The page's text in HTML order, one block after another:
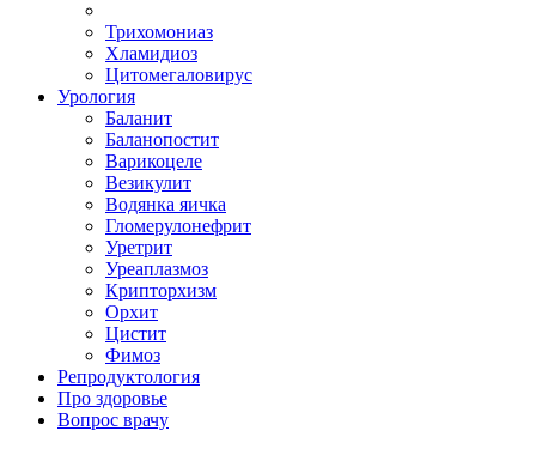
Трихомониаз
Хламидиоз
Цитомегаловирус
Урология
Баланит
Баланопостит
Варикоцеле
Везикулит
Водянка яичка
Гломерулонефрит
Уретрит
Уреаплазмоз
Крипторхизм
Орхит
Цистит
Фимоз
Репродуктология
Про здоровье
Вопрос врачу